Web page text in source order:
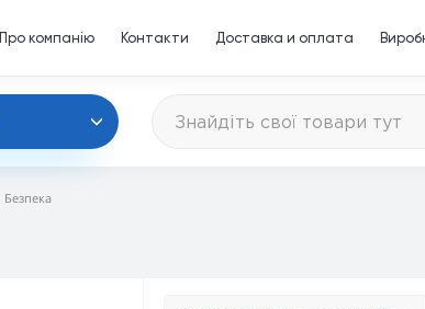
Про компанію Контакти Доставка и оплата
Безпека